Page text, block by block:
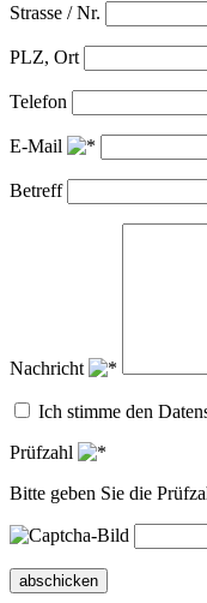
Strasse / Nr.
PLZ, Ort
Telefon
E-Mail
Betreff
Nachricht
Ich stimme den
Prüfzahl
Bitte geben Sie die
abschicken